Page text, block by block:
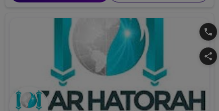
phone
share